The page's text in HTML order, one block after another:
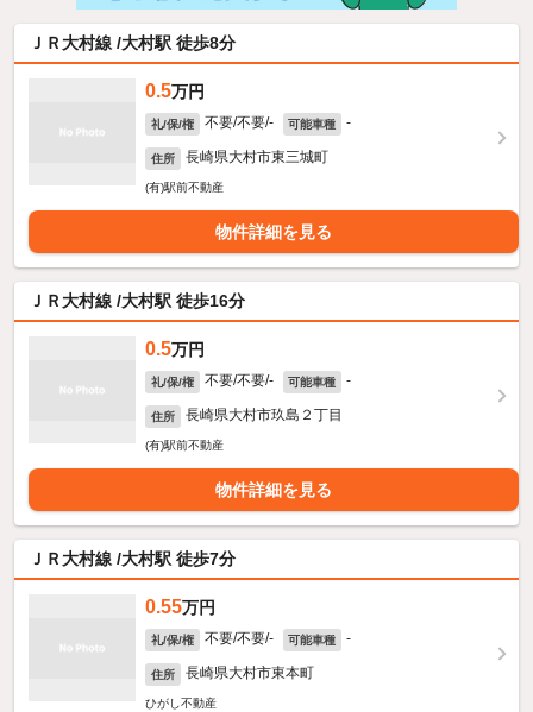
ＪＲ大村線 /大村駅 徒歩8分
0.5万円
礼/保/権 不要/不要/- 可能車種 -
住所 長崎県大村市東三城町
(有)駅前不動産
物件詳細を見る
ＪＲ大村線 /大村駅 徒歩16分
0.5万円
礼/保/権 不要/不要/- 可能車種 -
住所 長崎県大村市玖島２丁目
(有)駅前不動産
物件詳細を見る
ＪＲ大村線 /大村駅 徒歩7分
0.55万円
礼/保/権 不要/不要/- 可能車種 -
住所 長崎県大村市東本町
ひがし不動産